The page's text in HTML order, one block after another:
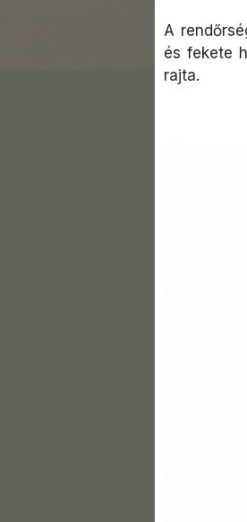
A
és fekete
rajta.